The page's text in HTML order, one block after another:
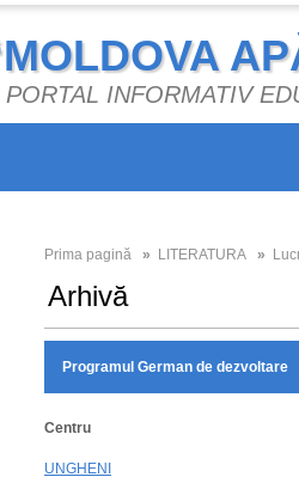
INFORMATIV
Prima pagină » LITERATURA »
Arhivă
Programul German de dezvoltare
Centru
UNGHENI